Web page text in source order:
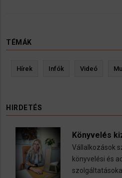
TÉMÁK
Hírek Infók Videó
HIRDETÉS
Könyvelés
Vállalkozások
könyvelési és